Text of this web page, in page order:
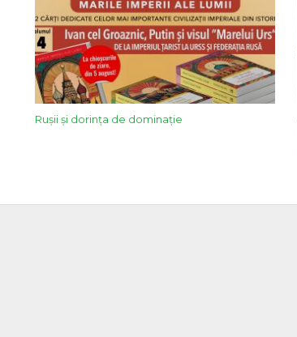
Rușii și dorința de dominație